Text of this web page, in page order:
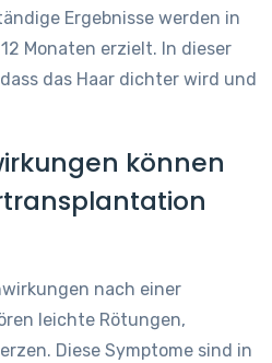
Ergebnisse werden in
Monaten erzielt. In dieser
das Haar dichter wird und
können
nach einer
leichte Rötungen,
Diese Symptome sind in